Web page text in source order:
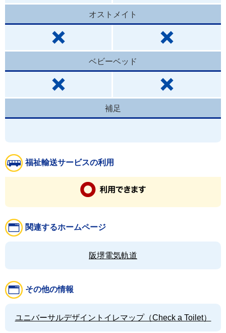
オストメイト
ベビーベッド
補足
福祉輸送サービスの利用
関連するホームページ
阪堺電気軌道
その他の情報
ユニバーサルデザイントイレマップ（Check a Toilet）